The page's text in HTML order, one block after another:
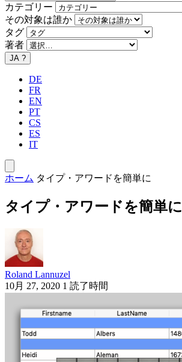
カテゴリー
その対象は誰か
タグ
著者
JA ?
DE
FR
EN
PT
CS
ES
IT
ホーム タイプ・アワードを簡単に
タイプ・アワードを簡単に
Roland Lannuzel
10月 27, 2020 1 読了時間